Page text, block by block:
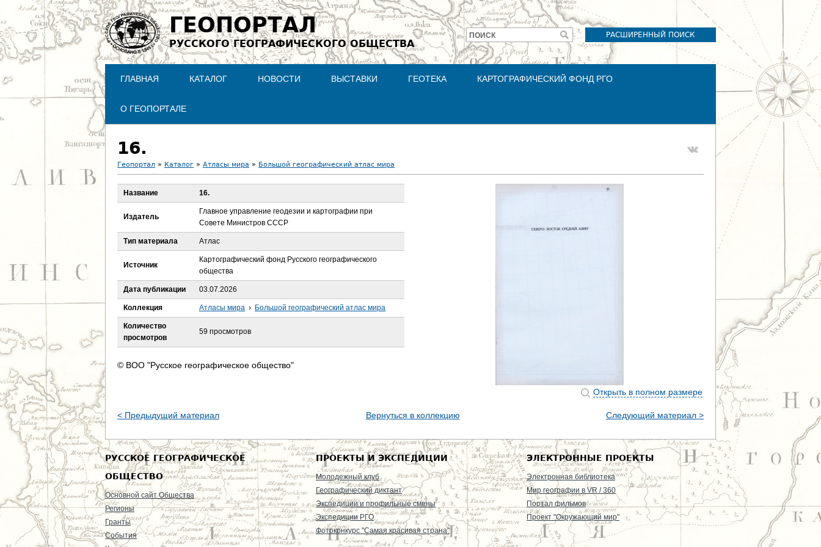
Jump to navigation
ГЕОПОРТАЛ
РУССКОГО ГЕОГРАФИЧЕСКОГО ОБЩЕСТВА
РАСШИРЕННЫЙ ПОИСК
Форма
поиска
ПОИСК
ГЛАВНАЯ КАТАЛОГ НОВОСТИ ВЫСТАВКИ ГЕОТЕКА КАРТОГРАФИЧЕСКИЙ ФОНД РГО
О ГЕОПОРТАЛЕ
16.
В
з
е
с
ь
Геопортал » Каталог » Атласы мира » Большой географический атлас мира
Открыть в полном размере
Название 16.
Издатель
Главное управление геодезии и картографии при
Совете Министров СССР
Тип материала Атлас
Источник
Картографический фонд Русского географического
общества
Дата публикации 03.07.2026
Коллекция Атласы мира › Большой географический атлас мира
Количество
просмотров
59 просмотров
© ВОО "Русское географическое общество"
< Предыдущий материал Вернуться в коллекцию Следующий материал >
РУССКОЕ ГЕОГРАФИЧЕСКОЕ
ОБЩЕСТВО
Основной сайт Общества
Регионы
Гранты
События
ПРОЕКТЫ И ЭКСПЕДИЦИИ
Молодежный клуб
Географический диктант
Экспедиции и профильные смены
Экспедиции РГО
Фотоконкурс "Самая красивая страна"
ЭЛЕКТРОННЫЕ ПРОЕКТЫ
Электронная библиотека
Мир географии в VR / 360
Портал фильмов
Проект "Окружающий мир"